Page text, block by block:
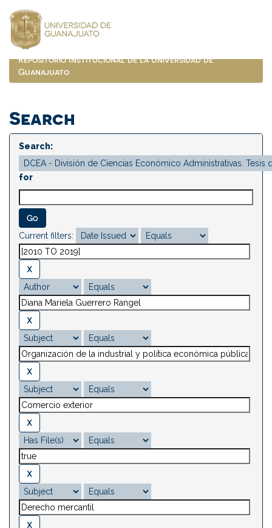
navigation
Repositorio Institucional de la Universidad de
Guanajuato
Search
Search:
for
Current filters: